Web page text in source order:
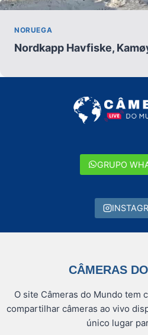
NORUEGA
Nordkapp Havfiske,
GRUPO
CÂMERAS
O site Câmeras do Mundo tem
compartilhar câmeras ao vivo
único lugar